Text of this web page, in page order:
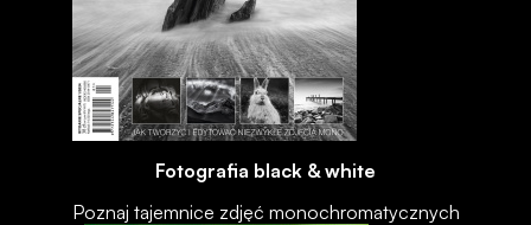
Fotografia black & white
Poznaj tajemnice zdjęć monochromatycznych